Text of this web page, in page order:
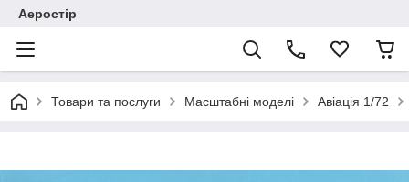
Аеростір
Товари та послуги Масштабні моделі Авіація 1/72